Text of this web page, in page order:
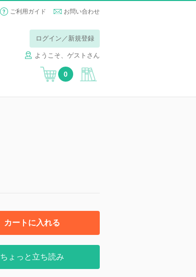
ご利用ガイド お問い合わせ
ログイン／新規登録
ようこそ、ゲストさん
0
カートに入れる
ちょっと立ち読み